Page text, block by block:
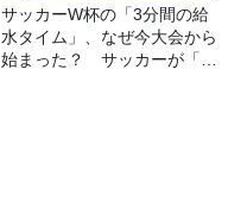
サッカーW杯の「3分間の給
水タイム」、なぜ今大会から
始まった？ サッカーが「お